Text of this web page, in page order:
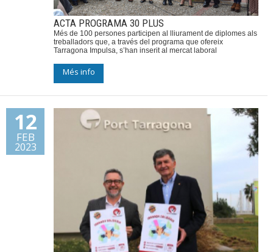
ACTA PROGRAMA 30 PLUS
Més de 100 persones participen al lliurament de diplomes als
treballadors que, a través del programa que ofereix
Tarragona Impulsa, s’han inserit al mercat laboral
Més info
12
FEB
2023